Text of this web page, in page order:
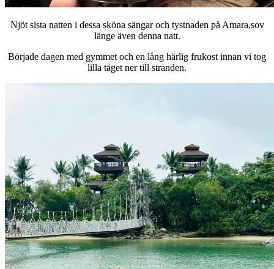
Njöt sista natten i dessa sköna sängar och tystnaden på Amara,sov
länge även denna natt.
Började dagen med gymmet och en lång härlig frukost innan vi tog
lilla tåget ner till stranden.